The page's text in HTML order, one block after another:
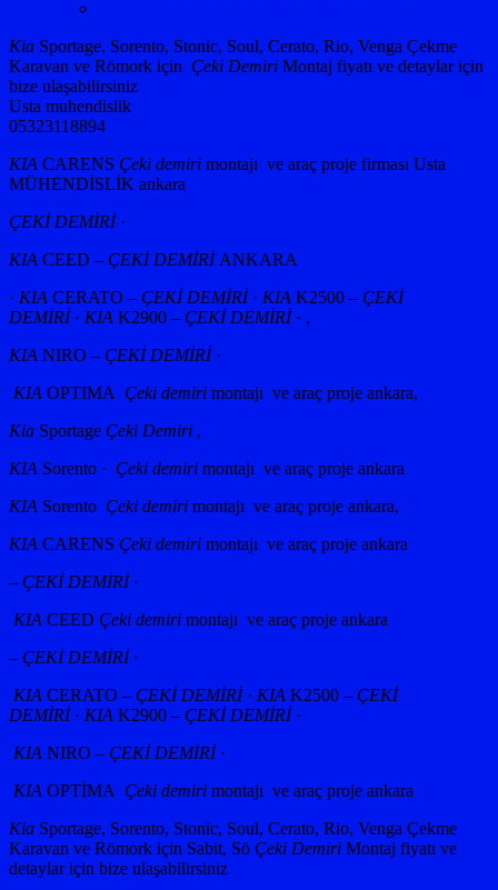
Kia Sportage, Sorento, Stonic, Soul, Cerato, Rio, Venga Çekme
Karavan ve Römork için Çeki Demiri Montaj fiyatı ve detaylar için
bize ulaşabilirsiniz
Usta muhendislik
05323118894
KIA CARENS Çeki demiri montajı ve araç proje firması Usta
MÜHENDİSLİK ankara
ÇEKİ DEMİRİ·
KIA CEED – ÇEKİ DEMİRİANKARA
· KIA CERATO – ÇEKİ DEMİRİ· KIA K2500 – ÇEKİ
DEMİRİ· KIA K2900 – ÇEKİ DEMİRİ· ,
KIA NIRO – ÇEKİ DEMİRİ·
KIA OPTIMA Çeki demiri montajı ve araç proje ankara,
Kia Sportage Çeki Demiri ,
KIA Sorento · Çeki demiri montajı ve araç proje ankara
KIA Sorento Çeki demiri montajı ve araç proje ankara,
KIA CARENS Çeki demiri montajı ve araç proje ankara
– ÇEKİ DEMİRİ·
KIA CEED Çeki demiri montajı ve araç proje ankara
– ÇEKİ DEMİRİ·
KIA CERATO – ÇEKİ DEMİRİ· KIA K2500 – ÇEKİ
DEMİRİ· KIA K2900 – ÇEKİ DEMİRİ·
KIA NIRO – ÇEKİ DEMİRİ·
KIA OPTİMA Çeki demiri montajı ve araç proje ankara
Kia Sportage, Sorento, Stonic, Soul, Cerato, Rio, Venga Çekme
Karavan ve Römork için Sabit, Sö Çeki Demiri Montaj fiyatı ve
detaylar için bize ulaşabilirsiniz